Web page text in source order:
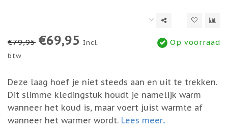
€79,95 €69,95 Incl.
btw
Op voorraad
Deze laag hoef je niet steeds aan en uit te trekken.
Dit slimme kledingstuk houdt je namelijk warm
wanneer het koud is, maar voert juist warmte af
wanneer het warmer wordt. Lees meer..